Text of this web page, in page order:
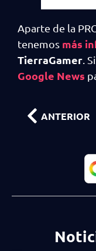
Aparte de la
tenemos más
TierraGamer.
Google News
ANTERIOR